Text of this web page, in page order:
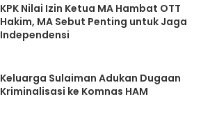
KPK Nilai Izin Ketua MA Hambat OTT
Hakim, MA Sebut Penting untuk Jaga
Independensi
Keluarga Sulaiman Adukan Dugaan
Kriminalisasi ke Komnas HAM